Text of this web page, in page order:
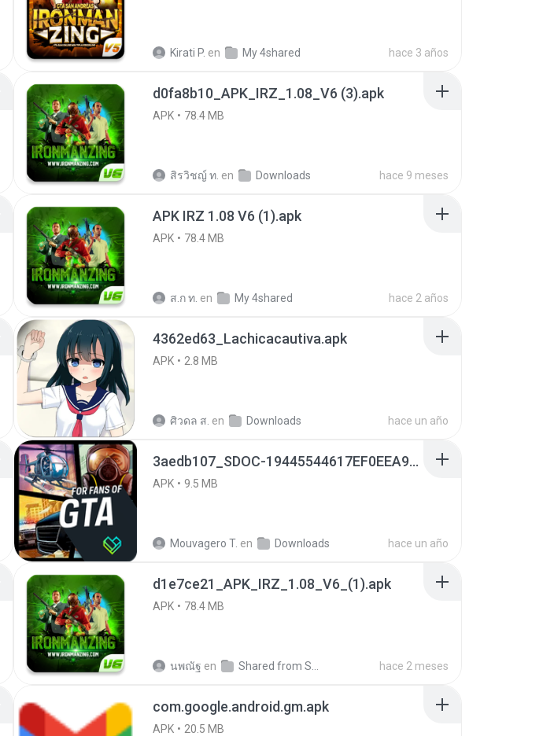
Kirati P. en My 4shared hace 3 años
d0fa8b10_APK_IRZ_1.08_V6 (3).apk
APK 78.4 MB
สิรวิชญ์ ท. en Downloads hace 9 meses
APK IRZ 1.08 V6 (1).apk
APK 78.4 MB
ส.ก ท. en My 4shared hace 2 años
4362ed63_Lachicacautiva.apk
APK 2.8 MB
ศิวดล ส. en Downloads hace un año
3aedb107_SDOC-19445544617EF0EEA9F951F0C2EECA4F-04-27-SI..apk
APK 9.5 MB
Mouvagero T. en Downloads hace un año
d1e7ce21_APK_IRZ_1.08_V6_(1).apk
APK 78.4 MB
นพณัฐ en hace 2 meses
com.google.android.gm.apk
APK 20.5 MB